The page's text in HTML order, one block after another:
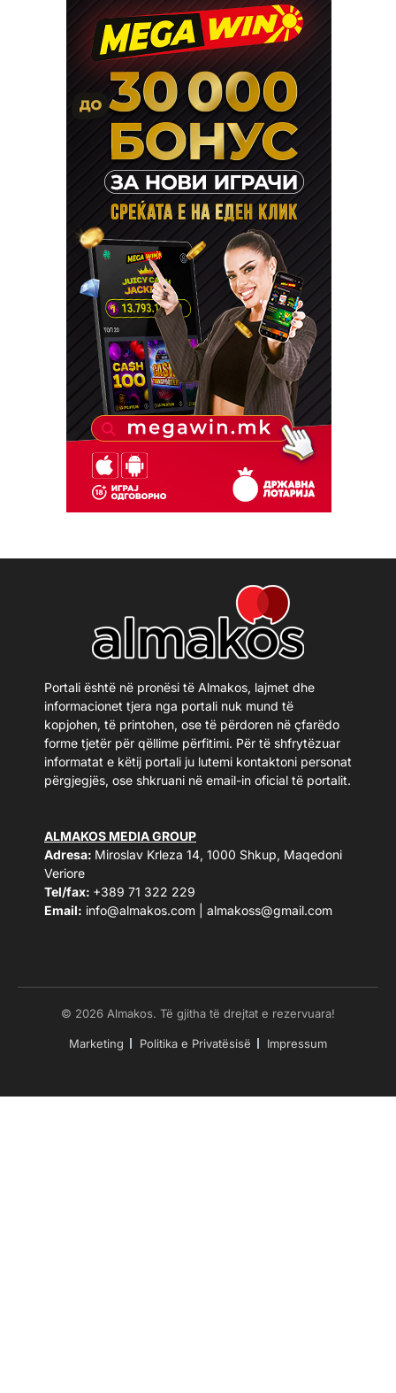
Portali është në pronësi të Almakos, lajmet dhe
informacionet tjera nga portali nuk mund të
kopjohen, të printohen, ose të përdoren në çfarëdo
forme tjetër për qëllime përfitimi. Për të shfrytëzuar
informatat e këtij portali ju lutemi kontaktoni personat
përgjegjës, ose shkruani në email-in oficial të portalit.
ALMAKOS MEDIA GROUP
Adresa: Miroslav Krleza 14, 1000 Shkup, Maqedoni
Veriore
Tel/fax: +389 71 322 229
Email: info@almakos.com almakoss@gmail.com
© 2026 Almakos. Të gjitha të drejtat e rezervuara!
Marketing Politika e Privatësisë Impressum